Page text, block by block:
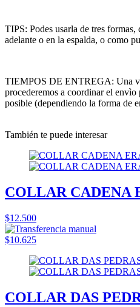
TIPS: Podes usarla de tres
adelante o en la espalda, o como
TIEMPOS DE ENTREGA: Una
procederemos a coordinar el
posible (dependiendo la forma de
También te puede interesar
COLLAR CADENA
$12.500
$10.625
COLLAR DAS